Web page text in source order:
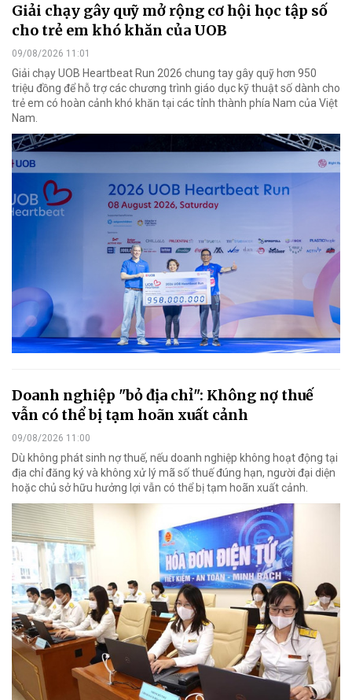
Giải chạy gây quỹ mở rộng cơ hội học tập số
cho trẻ em khó khăn của UOB
09/08/2026 11:01
Giải chạy UOB Heartbeat Run 2026 chung tay gây quỹ hơn 950
triệu đồng để hỗ trợ các chương trình giáo dục kỹ thuật số dành cho
trẻ em có hoàn cảnh khó khăn tại các tỉnh thành phía Nam của Việt
Nam.
Doanh nghiệp "bỏ địa chỉ": Không nợ thuế
vẫn có thể bị tạm hoãn xuất cảnh
09/08/2026 11:00
Dù không phát sinh nợ thuế, nếu doanh nghiệp không hoạt động tại
địa chỉ đăng ký và không xử lý mã số thuế đúng hạn, người đại diện
hoặc chủ sở hữu hưởng lợi vẫn có thể bị tạm hoãn xuất cảnh.